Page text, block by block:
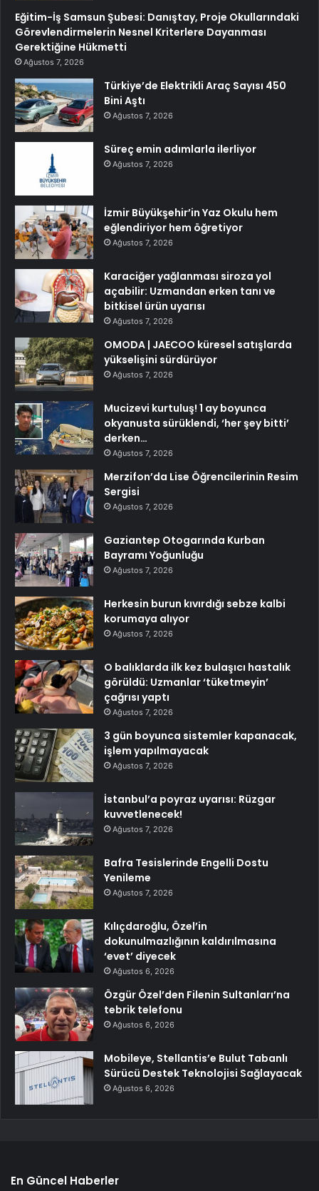
Eğitim-İş Samsun Şubesi: Danıştay, Proje Okullarındaki
Görevlendirmelerin Nesnel Kriterlere Dayanması
Gerektiğine Hükmetti
Ağustos 7, 2026
Türkiye’de Elektrikli Araç Sayısı 450
Bini Aştı
Ağustos 7, 2026
Süreç emin adımlarla ilerliyor
Ağustos 7, 2026
İzmir Büyükşehir’in Yaz Okulu hem
eğlendiriyor hem öğretiyor
Ağustos 7, 2026
Karaciğer yağlanması siroza yol
açabilir: Uzmandan erken tanı ve
bitkisel ürün uyarısı
Ağustos 7, 2026
OMODA | JAECOO küresel satışlarda
yükselişini sürdürüyor
Ağustos 7, 2026
Mucizevi kurtuluş! 1 ay boyunca
okyanusta sürüklendi, ‘her şey bitti’
derken…
Ağustos 7, 2026
Merzifon’da Lise Öğrencilerinin Resim
Sergisi
Ağustos 7, 2026
Gaziantep Otogarında Kurban
Bayramı Yoğunluğu
Ağustos 7, 2026
Herkesin burun kıvırdığı sebze kalbi
korumaya alıyor
Ağustos 7, 2026
O balıklarda ilk kez bulaşıcı hastalık
görüldü: Uzmanlar ‘tüketmeyin’
çağrısı yaptı
Ağustos 7, 2026
3 gün boyunca sistemler kapanacak,
işlem yapılmayacak
Ağustos 7, 2026
İstanbul’a poyraz uyarısı: Rüzgar
kuvvetlenecek!
Ağustos 7, 2026
Bafra Tesislerinde Engelli Dostu
Yenileme
Ağustos 7, 2026
Kılıçdaroğlu, Özel’in
dokunulmazlığının kaldırılmasına
‘evet’ diyecek
Ağustos 6, 2026
Özgür Özel’den Filenin Sultanları’na
tebrik telefonu
Ağustos 6, 2026
Mobileye, Stellantis’e Bulut Tabanlı
Sürücü Destek Teknolojisi Sağlayacak
Ağustos 6, 2026
En Güncel Haberler